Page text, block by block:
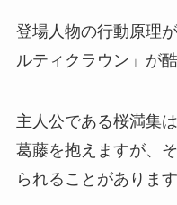
登場人物の行動原理
ルティクラウン」が
主人公である桜満集
葛藤を抱えますが、
られることがあります